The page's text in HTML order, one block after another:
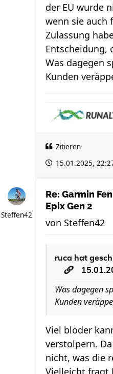
der EU wurde
wenn sie auch
Zulassung
Entscheidung,
Was dagegen
Kunden
Zitieren
15.01.2025,
Steffen42
Re: Garmin
Epix Gen 2
von Steffen42
ruca hat
Was dagegen
Kunden
Viel blöder
verstolpern.
nicht, was die
Vielleicht fragt